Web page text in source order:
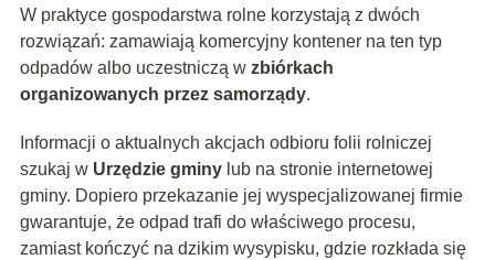
W praktyce gospodarstwa rolne korzystają z dwóch
rozwiązań: zamawiają komercyjny kontener na ten typ
odpadów albo uczestniczą w zbiórkach
organizowanych przez samorządy.
Informacji o aktualnych akcjach odbioru folii rolniczej
szukaj w Urzędzie gminylub na stronie internetowej
gminy. Dopiero przekazanie jej wyspecjalizowanej firmie
gwarantuje, że odpad trafi do właściwego procesu,
zamiast kończyć na dzikim wysypisku, gdzie rozkłada się